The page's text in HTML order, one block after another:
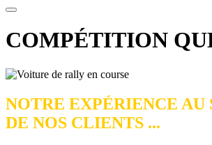
COMPÉTITION
NOTRE EXPÉRIENCE AU
DE NOS CLIENTS ...